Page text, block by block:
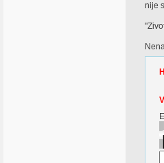
nije